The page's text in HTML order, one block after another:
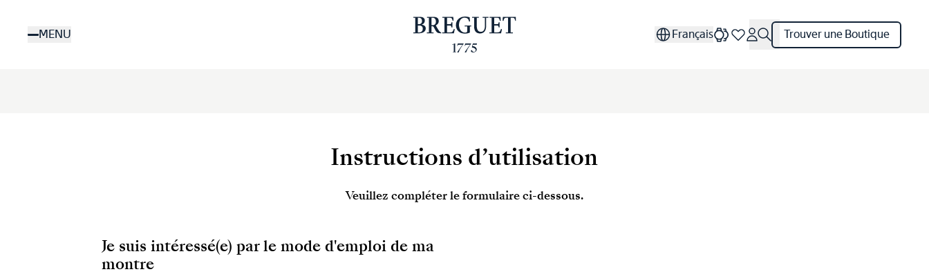
MENU Français Trouver une Boutique
Instructions d’utilisation
Veuillez compléter le formulaire ci-dessous.
Je suis intéressé(e) par le mode d'emploi de ma
montre